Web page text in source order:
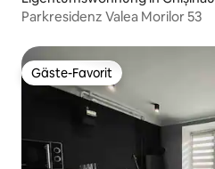
Parkresidenz Valea Morilor 53
Gäste-Favorit
Gäste-Favorit